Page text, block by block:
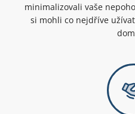
minimalizovali vaše
si mohli co nejdříve